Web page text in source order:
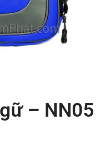
– NN05